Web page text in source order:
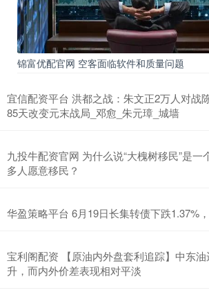
锦富优配官网 空客面临软件和质量问题
宜信配资平台 洪都之战：朱文正2万人对战
85天改变元末战局_邓愈_朱元璋_城墙
九投牛配资官网 为什么说“大槐树移民”是一
多人愿意移民？
华盈策略平台 6月19日长集转债下跌1.37%
宝利阁配资 【原油内外盘套利追踪】中东
升，而内外价差表现相对平淡